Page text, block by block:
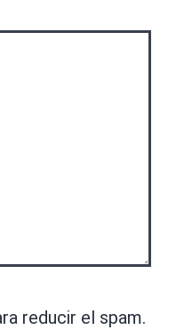
reducir el spam.